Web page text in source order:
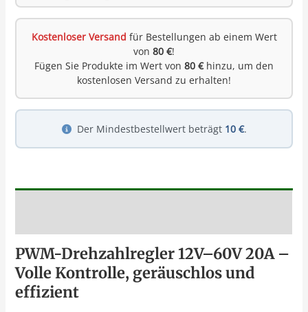
Kostenloser Versand für Bestellungen ab einem Wert
von 80 €!
Fügen Sie Produkte im Wert von 80 €hinzu, um den
kostenlosen Versand zu erhalten!
Der Mindestbestellwert beträgt 10 €.
PWM-Drehzahlregler 12V–60V 20A –
Volle Kontrolle, geräuschlos und
effizient